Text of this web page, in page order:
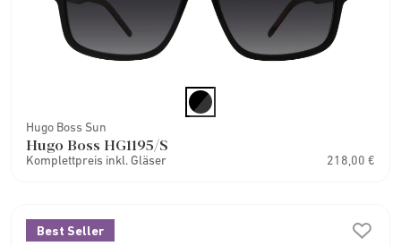
Hugo Boss Sun
Hugo Boss HG1195/S
Komplettpreis inkl. Gläser 218,00 €
Best Seller